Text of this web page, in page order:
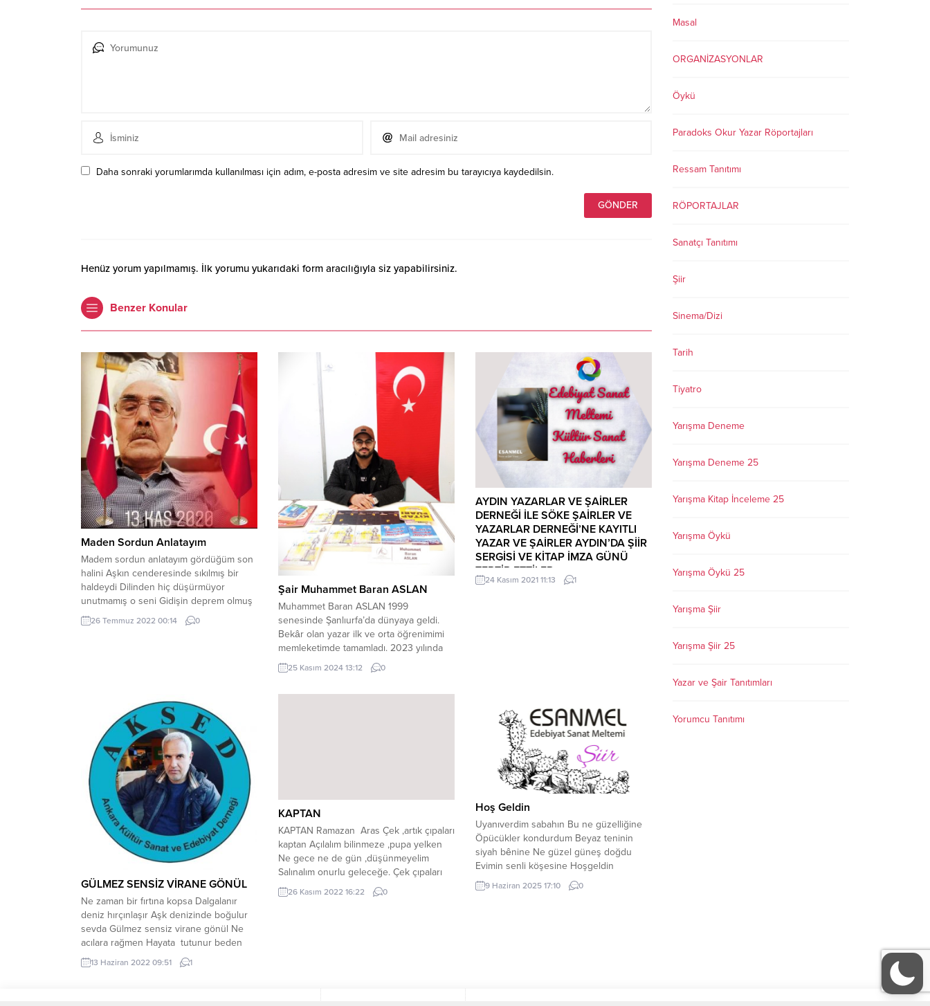
Daha sonraki yorumlarımda kullanılması için adım, e-posta adresim ve site adresim bu tarayıcıya kaydedilsin.
Henüz yorum yapılmamış. İlk yorumu yukarıdaki form aracılığıyla siz yapabilirsiniz.
Benzer Konular
Maden Sordun Anlatayım
Madem sordun anlatayım gördüğüm son
halini Aşkın cenderesinde sıkılmış bir
haldeydi Dilinden hiç düşürmüyor
unutmamış o seni Gidişin deprem olmuş
yıkılmış bir haldeydi Kimselerle
konuşmuyor selam bile almıyor Gıdam
26 Temmuz 2022 00:14 0
Şair Muhammet Baran ASLAN
Muhammet Baran ASLAN 1999
senesinde Şanlıurfa’da dünyaya geldi.
Bekâr olan yazar ilk ve orta öğrenimimi
memleketimde tamamladı. 2023 yılında
Hacettepe Üniversitesi Tarih
Bölümünden şeref talebesi derecesiyle
25 Kasım 2024 13:12 0
AYDIN YAZARLAR VE ŞAİRLER
DERNEĞİ İLE SÖKE ŞAİRLER VE
YAZARLAR DERNEĞİ’NE KAYITLI
YAZAR VE ŞAİRLER AYDIN’DA ŞİİR
SERGİSİ VE KİTAP İMZA GÜNÜ
TERTİP ETTİLER.
AYDIN YAZARLAR VE ŞAİRLER DERNEĞİ
Şairler Derneği ile Söke Şairler...
24 Kasım 2021 11:13 1
GÜLMEZ SENSİZ VİRANE GÖNÜL
Ne zaman bir fırtına kopsa Dalgalanır
deniz hırçınlaşır Aşk denizinde boğulur
sevda Gülmez sensiz virane gönül Ne
acılara rağmen Hayata tutunur beden
Sevgiyi dinleyen Aşk Yüzü gülmez
gözyaşı dökenler Ya sessizliğe bürünür
13 Haziran 2022 09:51 1
KAPTAN
KAPTAN Ramazan Aras Çek ,artık çıpaları
kaptan Açılalım bilinmeze ,pupa yelken
Ne gece ne de gün ,düşünmeyelim
Salınalım onurlu geleceğe. Çek çıpaları
,çabuk çek kaptan Yavşaklar ,haramiler
,yetişmeden Alnımızın teri ,çalınmadan
26 Kasım 2022 16:22 0
Hoş Geldin
Uyanıverdim sabahın Bu ne güzelliğine
Öpücükler kondurdum Beyaz teninin
siyah bênine Ne güzel güneş doğdu
Evimin senli köşesine Hoşgeldin
hoşgeldin Mutluluğum, doğan güneşim
Gecem, ayım delidolu yıldızım Her
9 Haziran 2025 17:10 0
Masal
ORGANİZASYONLAR
Öykü
Paradoks Okur Yazar Röportajları
Ressam Tanıtımı
RÖPORTAJLAR
Sanatçı Tanıtımı
Şiir
Sinema/Dizi
Tarih
Tiyatro
Yarışma Deneme
Yarışma Deneme 25
Yarışma Kitap İnceleme 25
Yarışma Öykü
Yarışma Öykü 25
Yarışma Şiir
Yarışma Şiir 25
Yazar ve Şair Tanıtımları
Yorumcu Tanıtımı